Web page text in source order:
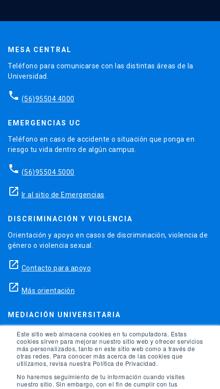
Este sitio web almacena cookies en tu computadora. Estas
cookies sirven para mejorar nuestro sitio web y ofrecer servicios
más personalizados, tanto en este sitio web como a través de
otras redes. Para conocer más acerca de las cookies que
utilizamos, revisa nuestra Política de Privacidad.
No haremos seguimiento de tu información cuando visites
nuestro sitio. Sin embargo, con el fin de cumplir con tus
MESA CENTRAL
Teléfono para comunicarse con las distintas áreas de la
Universidad.
phone (56)95504 4000
EMERGENCIAS UC
Teléfono en caso de accidente o situación que ponga en
riesgo tu vida dentro de algún campus.
phone (56)95504 5000
launch Ir al sitio de Emergencias
DISCRIMINACIÓN Y VIOLENCIA
Orientación y apoyo en casos de discriminación, violencia de
género o violencia sexual.
launch Contacto para apoyo
launch Más orientación
MEDIACIÓN UNIVERSITARIA
Teléfonos para orientación y consejo si se ha vulnerado
alguno de tus derechos en la universidad.
phone (56)95504 1691
phone (56)95504 1247